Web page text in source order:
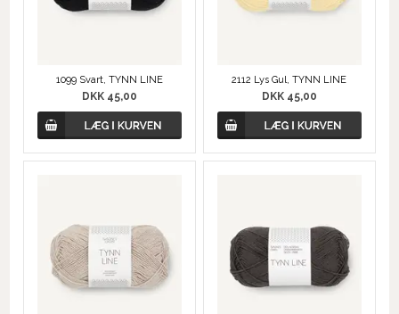
1099 Svart, TYNN LINE
DKK 45,00
2112 Lys Gul, TYNN LINE
DKK 45,00